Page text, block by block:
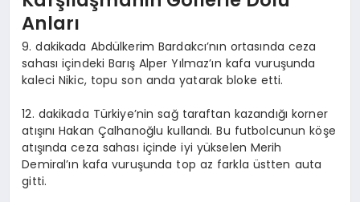
Anları
9. dakikada Abdülkerim Bardakcı’nın ortasında ceza
sahası içindeki Barış Alper Yılmaz’ın kafa vuruşunda
kaleci Nikic, topu son anda yatarak bloke etti.
12. dakikada Türkiye’nin sağ taraftan kazandığı korner
atışını Hakan Çalhanoğlu kullandı. Bu futbolcunun köşe
atışında ceza sahası içinde iyi yükselen Merih
Demiral’ın kafa vuruşunda top az farkla üstten auta
gitti.